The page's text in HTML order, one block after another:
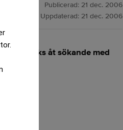
Publicerad: 21 dec. 2006
Uppdaterad: 21 dec. 2006
veks åt sökande med